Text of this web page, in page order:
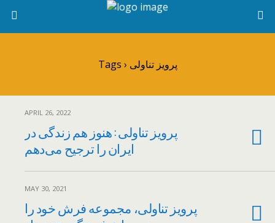
Tags › پرویز تناولی
APRIL 26, 2022
پرویز تناولی : هنوز هم زندگی در
ایران را ترجیح می‌دهم
MAY 30, 2021
پرویز تناولی، مجموعه فرش خود را